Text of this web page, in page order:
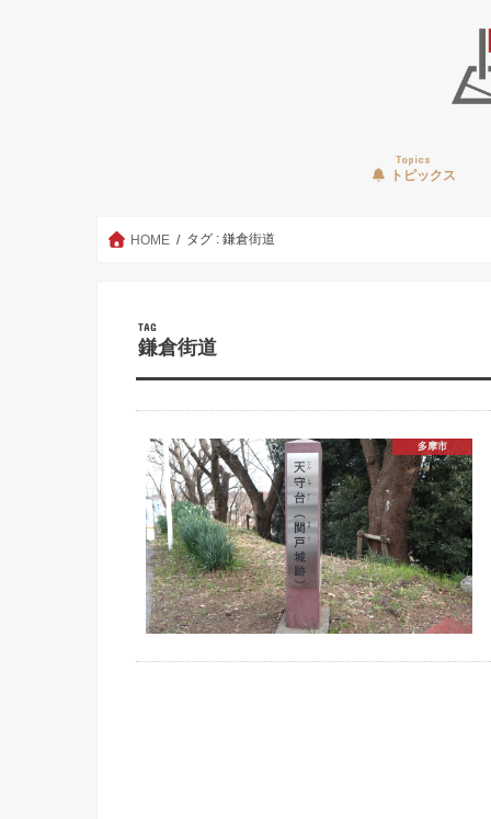
Topics
トピックス
HOME タグ : 鎌倉街道
TAG
鎌倉街道
多摩市